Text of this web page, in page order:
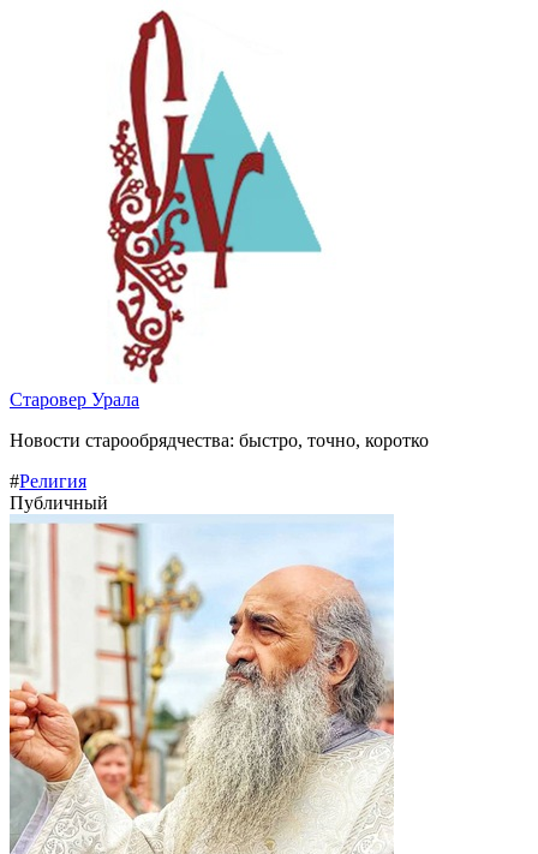
Старовер Урала
Новости старообрядчества: быстро, точно, коротко
#Религия
Публичный